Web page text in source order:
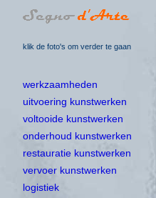
klik de foto's om verder te gaan
werkzaamheden
uitvoering kunstwerken
voltooide kunstwerken
onderhoud kunstwerken
restauratie kunstwerken
vervoer kunstwerken
logistiek